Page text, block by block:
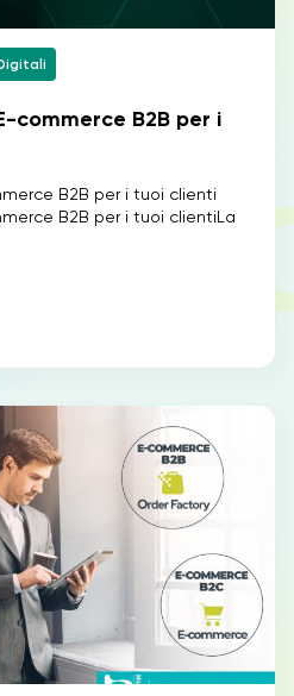
commerce B2B per i
B2B per i tuoi clienti
B2B per i tuoi clientiLa